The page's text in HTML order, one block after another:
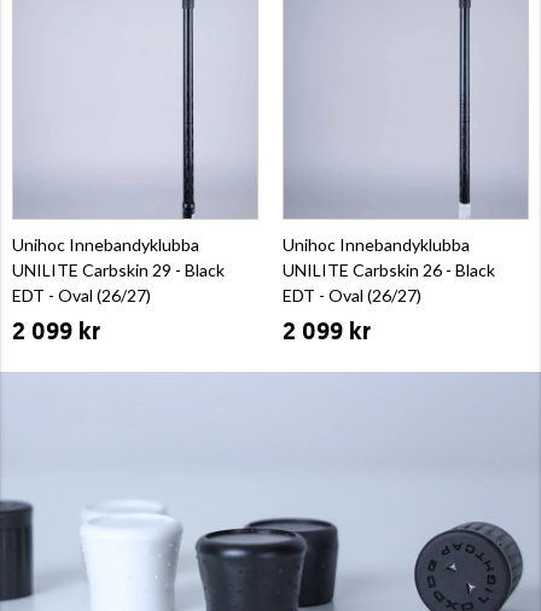
Unihoc Innebandyklubba
UNILITE Carbskin 29 - Black
EDT - Oval (26/27)
2 099 kr
Unihoc Innebandyklubba
UNILITE Carbskin 26 - Black
EDT - Oval (26/27)
2 099 kr